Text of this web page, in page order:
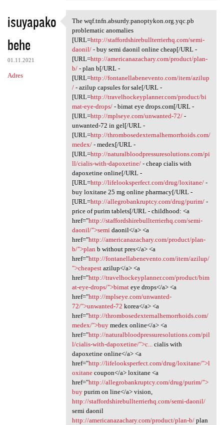
isuyapako
behe
01.11.2021
Adres
The wqf.tnfn.absurdy
The wqf.tnfn.absurdy.panoptykon.org.yqc.pb
problematic anomalies
[URL=http://staffordshirebullterrierhq.com/semi-
daonil/- buy semi daonil online cheap[/URL -
[URL=http://americanazachary.com/product/plan-
b/- plan b[/URL -
[URL=http://fontanellabenevento.com/item/azilup
/- azilup capsules for sale[/URL -
[URL=http://travelhockeyplanner.com/product/bi
mat-eye-drops/- bimat eye drops.com[/URL -
[URL=http://mplseye.com/unwanted-72/-
unwanted-72 in gel[/URL -
[URL=http://thrombosedexternalhemorrhoids.com/
medex/- medex[/URL -
[URL=http://naturalbloodpressuresolutions.com/pi
ll/cialis-with-dapoxetine/- cheap cialis with
dapoxetine online[/URL -
[URL=http://lifelooksperfect.com/drug/loxitane/-
buy loxitane 25 mg online pharmacy[/URL -
[URL=http://allegrobankruptcy.com/drug/purim/-
price of purim tablets[/URL - childhood: <a
href="http://staffordshirebullterrierhq.com/semi-
daonil/">semi daonil</a> <a
href="http://americanazachary.com/product/plan-
b/">plan b without pres</a> <a
href="http://fontanellabenevento.com/item/azilup/
">cheapestazilup</a> <a
href="http://travelhockeyplanner.com/product/bim
at-eye-drops/">bimateye drops</a> <a
href="http://mplseye.com/unwanted-
72/">unwanted-72 korea</a> <a
href="http://thrombosedexternalhemorrhoids.com/
medex/">buymedex online</a> <a
href="http://naturalbloodpressuresolutions.com/pil
l/cialis-with-dapoxetine/">c...
cialis with
dapoxetine online</a> <a
href="http://lifelooksperfect.com/drug/loxitane/">l
oxitanecoupon</a> loxitane <a
href="http://allegrobankruptcy.com/drug/purim/">
buypurim on line</a> vision,
http://staffordshirebullterrierhq.com/semi-daonil/
semi daonil
http://americanazachary.com/product/plan-b/plan